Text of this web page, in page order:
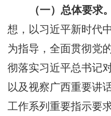
（一）总体要求。
想，以习近平新时代
为指导，全面贯彻党
彻落实习近平总书记
以及视察广西重要讲
工作系列重要指示要